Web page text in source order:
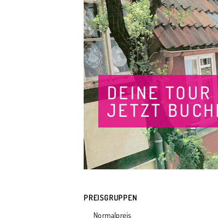
DEINE TOUR
JETZT
PREISGRUPPEN
Normalpreis